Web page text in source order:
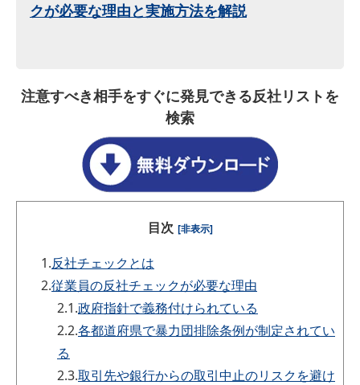
クが必要な理由と実施方法を解説
注意すべき相手をすぐに発見できる反社リストを
検索
目次 [非表示]
1.反社チェックとは
2.従業員の反社チェックが必要な理由
2.1.政府指針で義務付けられている
2.2.各都道府県で暴力団排除条例が制定されてい
る
2.3.取引先や銀行からの取引中止のリスクを避け